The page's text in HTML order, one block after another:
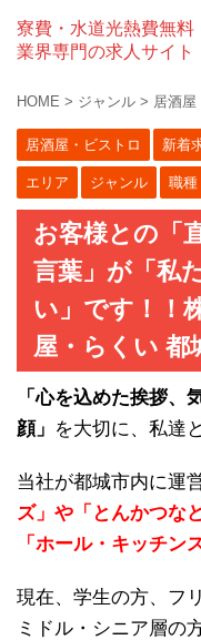
寮費・水道光熱費無料
業界専門の求人サイト
HOME > ジャンル > 居酒屋
居酒屋・ビストロ 新着
エリア ジャンル 職種
お客様との「
言葉」が「私
い」です！！
屋・らくい 都
「心を込めた挨拶、
顔」 を大切に、私達
当社が都城市内に運
ズ」や「とんかつな
「ホール・キッチン
現在、学生の方、フ
ミドル・シニア層の